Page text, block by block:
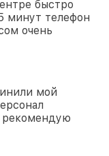
быстро
минут телефон
очень
мой